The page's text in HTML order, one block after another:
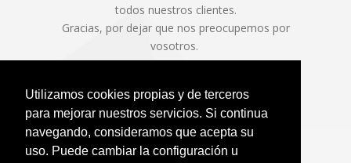
Utilizamos cookies propias y de terceros
para mejorar nuestros servicios. Si continua
navegando, consideramos que acepta su
uso. Puede cambiar la configuración u
todos nuestros clientes.
Gracias, por dejar que nos preocupemos por
vosotros.
© 2026 DEC digital, S.L. Todos los derechos